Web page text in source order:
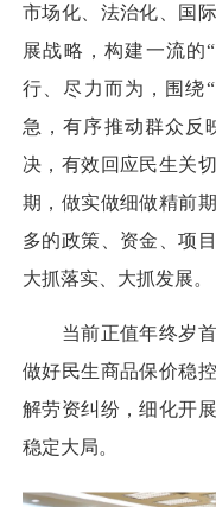
市场化、法治化、国
展战略，构建一流的
行、尽力而为，围绕
急，有序推动群众反
决，有效回应民生关
期，做实做细做精前
多的政策、资金、项
大抓落实、大抓发展。
当前正值年终岁首
做好民生商品保价稳
解劳资纠纷，细化开
稳定大局。